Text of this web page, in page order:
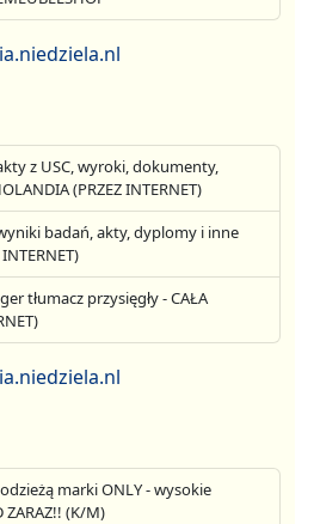
z USC, wyroki, dokumenty,
(PRZEZ INTERNET)
wyniki badań, akty, dyplomy i inne
tłumacz przysięgły - CAŁA
marki ONLY - wysokie
(K/M)